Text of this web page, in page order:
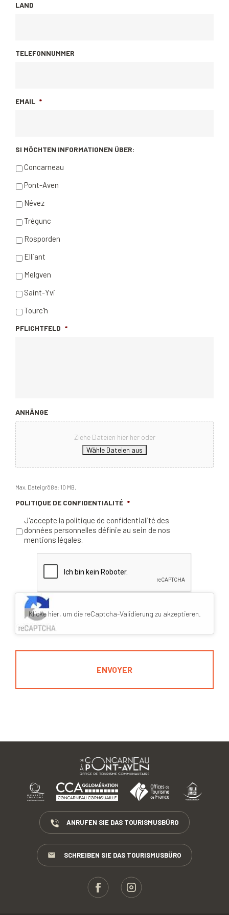
LAND
TELEFONNUMMER
EMAIL *
SI MÖCHTEN INFORMATIONEN ÜBER:
Concarneau
Pont-Aven
Névez
Trégunc
Rosporden
Elliant
Melgven
Saint-Yvi
Tourc'h
PFLICHTFELD *
ANHÄNGE
Ziehe Dateien hier her oder
Wähle Dateien aus
Max. Dateigröße: 10 MB.
POLITIQUE DE CONFIDENTIALITÉ *
J'accepte la politique de confidentialité des
données personnelles définie au sein de nos
mentions légales.
Klicke hier, um die reCaptcha-Validierung zu akzeptieren.
ANRUFEN SIE DAS TOURISMUSBÜRO
SCHREIBEN SIE DAS TOURISMUSBÜRO